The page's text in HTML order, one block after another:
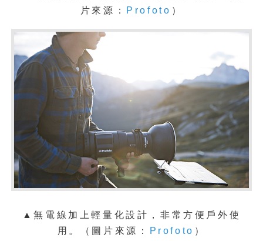
片來源：
Profoto ）
▲無電線加上輕量化設計，非常方便戶外使
用。
（圖片來源： Profoto ）